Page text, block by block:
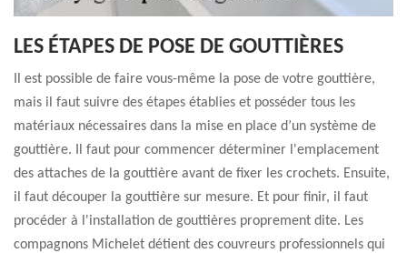
LES ÉTAPES DE POSE DE GOUTTIÈRES
Il est possible de faire vous-même la pose de votre gouttière,
mais il faut suivre des étapes établies et posséder tous les
matériaux nécessaires dans la mise en place d’un système de
gouttière. Il faut pour commencer déterminer l'emplacement
des attaches de la gouttière avant de fixer les crochets. Ensuite,
il faut découper la gouttière sur mesure. Et pour finir, il faut
procéder à l'installation de gouttières proprement dite. Les
compagnons Michelet détient des couvreurs professionnels qui